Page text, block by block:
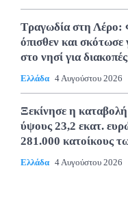
Τραγωδία στη Λέρο:
όπισθεν και σκότωσε
στο νησί για διακοπές
Ελλάδα 4 Αυγούστου 2026
Ξεκίνησε η
ύψους 23,2 εκατ.
281.000 κατοίκους
Ελλάδα 4 Αυγούστου 2026